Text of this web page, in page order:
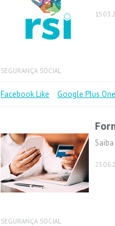
SEGURANÇA SOCIAL
Facebook Like Google Plus One
SEGURANÇA SOCIAL